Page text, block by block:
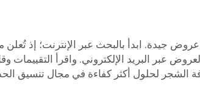
جيدة. ابدأ بالبحث عبر الإنترنت؛ إذ
عبر البريد الإلكتروني. واقرأ التقييمات
الشجر لحلول أكثر كفاءة في مجال تنسيق